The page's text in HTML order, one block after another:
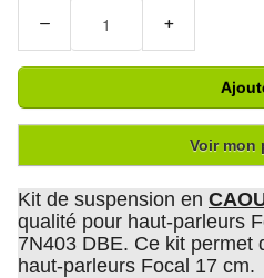
− +
Voir mon
Kit de suspension en
qualité pour haut-parleurs
7N403 DBE. Ce kit permet
haut-parleurs Focal 17 cm.